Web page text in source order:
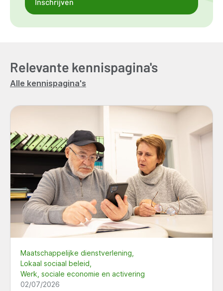
Relevante kennispagina's
Alle kennispagina's
Maatschappelijke dienstverlening
Lokaal sociaal beleid
Werk, sociale economie en activering
02/07/2026